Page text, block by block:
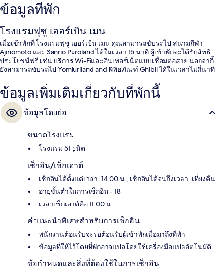
ข้อมูลที่พัก
โรงแรมฟุชู เออร์เบิน เมน
เมื่อเข้าพักที่ โรงแรมฟุชู เออร์เบิน เมน คุณสามารถขับรถไป สนามกีฬา
Ajinomoto และ Sanrio Puroland ได้ในเวลา 15 นาที ผู้เข้าพักจะได้รับสิทธิ
ประโยชน์ฟรี เช่น บริการ Wi-Fiและอินเทอร์เน็ตแบบเชื่อมต่อสาย นอกจากี้
ยังสามารถขับรถไป Yomiuriland and พิพิธภัณฑ์ Ghibli ได้ในเวลาไม่กี่นาที
ข้อมูลเพิ่มเติมเกี่ยวกับที่พักนี้
ข้อมูลโดยย่อ
ขนาดโรงแรม
โรงแรม 51 ยูนิต
เช็กอิน/เช็กเอาต์
เช็กอินได้ตั้งแต่เวลา: 14:00 น., เช็กอินได้จนถึงเวลา: เที่ยงคืน
อายุขั้นต่ำในการเช็กอิน - 18
เวลาเช็กเอาต์คือ 11:00 น.
คำแนะนำพิเศษสำหรับการเช็กอิน
พนักงานต้อนรับจะรอต้อนรับผู้เข้าพักเมื่อมาถึงที่พัก
ข้อมูลที่ให้ไว้โดยที่พักอาจแปลโดยใช้เครื่องมือแปลอัตโนมัติ
ข้อกำหนดและสิ่งที่ต้องใช้ในการเช็กอิน